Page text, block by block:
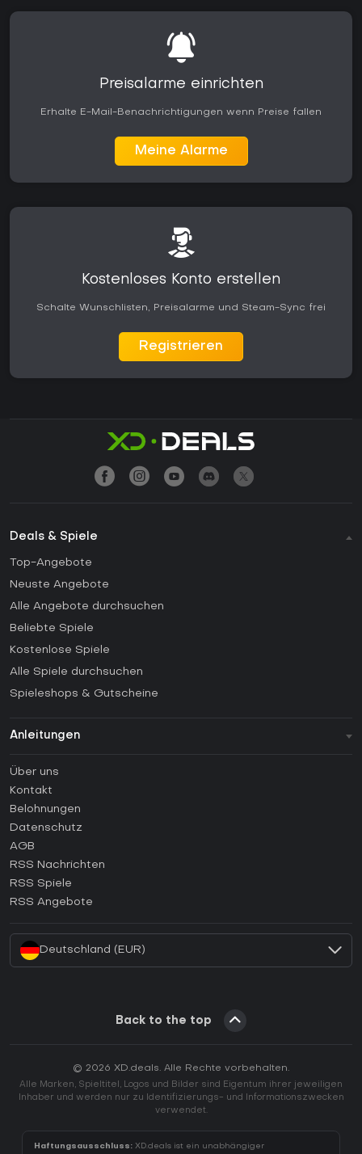
Preisalarme einrichten
Erhalte E-Mail-Benachrichtigungen wenn Preise fallen
Meine Alarme
Kostenloses Konto erstellen
Schalte Wunschlisten, Preisalarme und Steam-Sync frei
Registrieren
Deals & Spiele
Top-Angebote
Neuste Angebote
Alle Angebote durchsuchen
Beliebte Spiele
Kostenlose Spiele
Alle Spiele durchsuchen
Spieleshops & Gutscheine
Anleitungen
Anleitungen
Wie aktiviert man einen Steam CD Key?
Wie aktiviert man einen Epic Games CD Key?
Wie aktiviert man einen GOG CD Key?
Wie aktiviert man einen Ubisoft Connect CD Key?
Über uns
Kontakt
Belohnungen
Datenschutz
AGB
RSS Nachrichten
RSS Spiele
RSS Angebote
Deutschland (EUR)
Back to the top
© 2026 XD.deals. Alle Rechte vorbehalten.
Alle Marken, Spieltitel, Logos und Bilder sind Eigentum ihrer jeweiligen
Inhaber und werden nur zu Identifizierungs- und Informationszwecken
verwendet.
Haftungsausschluss: XD.deals ist ein unabhängiger